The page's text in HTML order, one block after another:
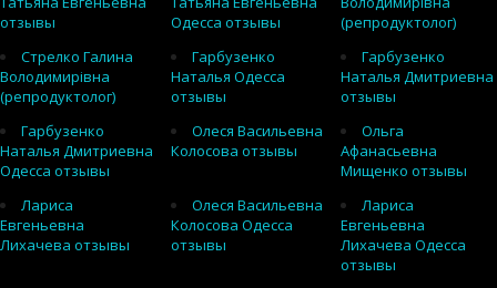
отзывы
Одесса отзывы
(репродуктолог)
Стрелко Галина
Володимирівна
(репродуктолог)
Гарбузенко
Наталья Одесса
отзывы
Гарбузенко
Наталья Дмитриевна
отзывы
Гарбузенко
Наталья Дмитриевна
Одесса отзывы
Олеся Васильевна
Колосова отзывы
Ольга
Афанасьевна
Мищенко отзывы
Лариса
Евгеньевна
Лихачева отзывы
Олеся Васильевна
Колосова Одесса
отзывы
Лариса
Евгеньевна
Лихачева Одесса
отзывы